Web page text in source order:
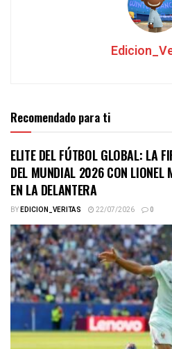
Recomendado para ti
ELITE DEL FÚTBOL GLOBAL: LA
DEL MUNDIAL 2026 CON LIONEL
EN LA DELANTERA
BYEDICION_VERITAS 22/07/2026 0